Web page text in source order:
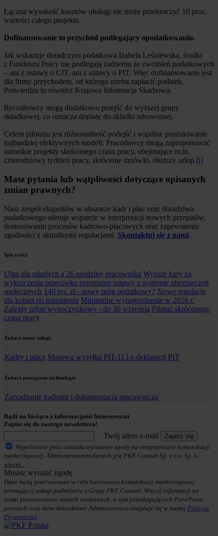
Łączna wysokość kosztów obsługi nie może przekroczyć 10 proc.
wartości całego projektu.
Dofinansowanie to przychód podlegający opodatkowaniu.
Jak wskazuje doradczyni podatkowa Izabela Leśniewska, środki
z Funduszu Pracy nie podlegają żadnemu ze zwolnień podatkowych
– ani z ustawy o CIT, ani z ustawy o PIT. Więc dofinansowanie jest
dla firmy przychodem, od którego trzeba zapłacić podatek.
Potwierdza to również Krajowa Informacja Skarbowa.
Ryczałtowcy mogą dodatkowo przejść do wyższej grupy
składkowej, co oznacza dopłatę do składki zdrowotnej.
Celem pilotażu jest różnorodność podejść i wspólne poszukiwanie
najbardziej efektywnych modeli. Pracodawcy mogą zaproponować
autorskie projekty skróconego czasu pracy, obejmujące m.in.
czterodniowy tydzień pracy, skrócenie dniówki, dłuższy urlop.[i]
Masz pytania lub wątpliwości dotyczące opisanych
zmian prawnych?
Nasz zespół ekspertów w obszarze kadr i płac oraz doradztwa
podatkowego oferuje wsparcie w interpretacji nowych przepisów,
dostosowaniu procesów kadrowo-płacowych oraz zapewnieniu
zgodności z aktualnymi regulacjami. Skontaktuj się z nami.
Spis treści
Ulga dla młodych a 26 urodziny pracownika Wyższe kary za
wykroczenia przeciwko przepisom ustawy o systemie ubezpieczeń
społecznych 140 tys. zł - nowy próg podatkowy? Nowe regulacje
dla kobiet po poronieniu Minimalne wynagrodzenie w 2026 r.
Zaległy urlop wypoczynkowy - do 30 września Pilotaż skróconego
czasu pracy
Zobacz nasze usługi
Kadry i płace Masowa wysyłka PIT-11 i e-deklaracji PIT
Zobacz powiązane technologie
Zarządzanie kadrami i dokumentacją pracowniczą
Bądź na bieżąco z informacjami biznesowymi
Zapisz się do naszego newslettera!
Twój adres e-mail
Zapisz się
Wypełnienie pola oznacza wyrażenie zgody na otrzymywanie komunikacji
marketingowej. Administratorem danych jest PKF Consult Sp. z o.o. Sp. k.
więcej..
Musisz wyrazić zgodę
Dane będą przetwarzane w celu kierowania komunikacji marketingowej
promującej usługi podmiotów z Grupy PKF Consult. Więcej informacji na
temat przetwarzania danych osobowych, w tym przysługujących Pani/Panu
prawach oraz dane kontaktowe Administratora znajduje się w naszej Polityce
Prywatności